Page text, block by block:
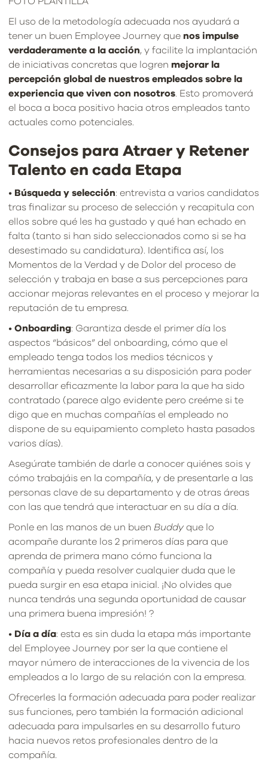
El uso de la metodología adecuada nos ayudará a
tener un buen Employee Journey que nos impulse
verdaderamente a la acción, y facilite la implantación
de iniciativas concretas que logren mejorar la
percepción global de nuestros empleados sobre la
experiencia que viven con nosotros . Esto promoverá
el boca a boca positivo hacia otros empleados tanto
actuales como potenciales.
Consejos para Atraer y Retener
Talento en cada Etapa
• Búsqueda y selección: entrevista a varios candidatos
tras finalizar su proceso de selección y recapitula con
ellos sobre qué les ha gustado y qué han echado en
falta (tanto si han sido seleccionados como si se ha
desestimado su candidatura). Identifica así, los
Momentos de la Verdad y de Dolor del proceso de
selección y trabaja en base a sus percepciones para
accionar mejoras relevantes en el proceso y mejorar la
reputación de tu empresa.
• Onboarding: Garantiza desde el primer día los
aspectos “básicos” del onboarding, cómo que el
empleado tenga todos los medios técnicos y
herramientas necesarias a su disposición para poder
desarrollar eficazmente la labor para la que ha sido
contratado (parece algo evidente pero creéme si te
digo que en muchas compañías el empleado no
dispone de su equipamiento completo hasta pasados
varios días).
Asegúrate también de darle a conocer quiénes sois y
cómo trabajáis en la compañía, y de presentarle a las
personas clave de su departamento y de otras áreas
con las que tendrá que interactuar en su día a día.
Ponle en las manos de un buen Buddy que lo
acompañe durante los 2 primeros días para que
aprenda de primera mano cómo funciona la
compañía y pueda resolver cualquier duda que le
pueda surgir en esa etapa inicial. ¡No olvides que
nunca tendrás una segunda oportunidad de causar
una primera buena impresión! ?
• Día a día: esta es sin duda la etapa más importante
del Employee Journey por ser la que contiene el
mayor número de interacciones de la vivencia de los
empleados a lo largo de su relación con la empresa.
Ofrecerles la formación adecuada para poder realizar
sus funciones, pero también la formación adicional
adecuada para impulsarles en su desarrollo futuro
hacia nuevos retos profesionales dentro de la
compañía.